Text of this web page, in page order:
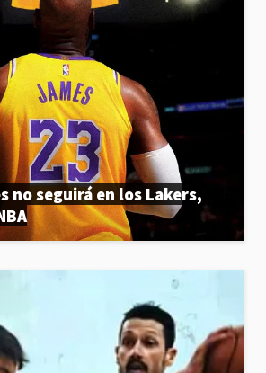
no seguirá en los Lakers,